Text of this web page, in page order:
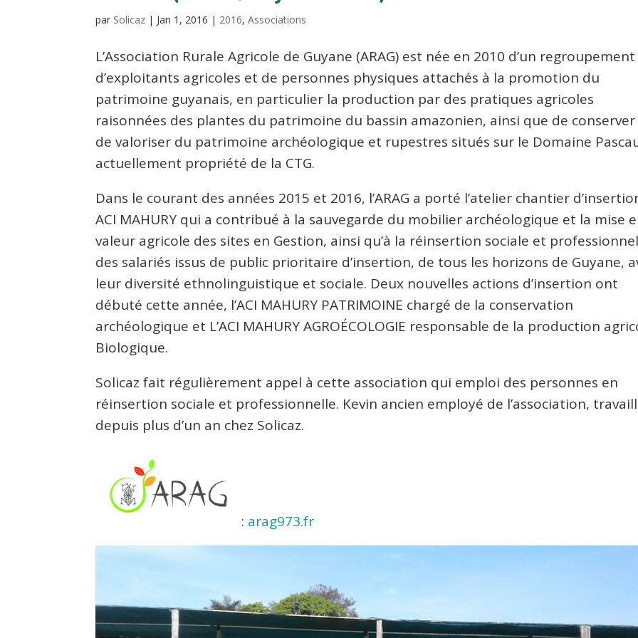
par Solicaz | Jan 1, 2016 | 2016,Associations
L’Association Rurale Agricole de Guyane (ARAG) est née en 2010 d’un regroupement
d’exploitants agricoles et de personnes physiques attachés à la promotion du
patrimoine guyanais, en particulier la production par des pratiques agricoles
raisonnées des plantes du patrimoine du bassin amazonien, ainsi que de
de valoriser du patrimoine archéologique et rupestres situés sur le Domaine
actuellement propriété de la CTG.
Dans le courant des années 2015 et 2016, l’ARAG a porté l’atelier chantier
ACI MAHURY qui a contribué à la sauvegarde du mobilier archéologique et la mise
valeur agricole des sites en Gestion, ainsi qu’à la réinsertion sociale et
des salariés issus de public prioritaire d’insertion, de tous les horizons de Guyane,
leur diversité ethnolinguistique et sociale. Deux nouvelles actions d’insertion ont
débuté cette année, l’ACI MAHURY PATRIMOINE chargé de la conservation
archéologique et L’ACI MAHURY AGROÉCOLOGIE responsable de la production
Biologique.
Solicaz fait régulièrement appel à cette association qui emploi des personnes en
réinsertion sociale et professionnelle. Kevin ancien employé de l’association,
depuis plus d’un an chez Solicaz.
: arag973.fr